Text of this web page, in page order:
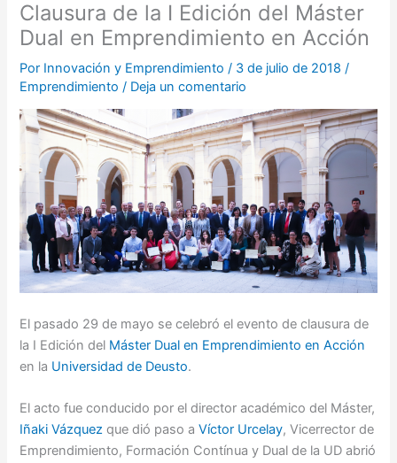
Clausura de la I Edición del Máster
Dual en Emprendimiento en Acción
Por Innovación y Emprendimiento/ 3 de julio de 2018/
Emprendimiento / Deja un comentario
El pasado 29 de mayo se celebró el evento de clausura de
la I Edición del Máster Dual en Emprendimiento en Acción
en la Universidad de Deusto.
El acto fue conducido por el director académico del Máster,
Iñaki Vázquez que dió paso aVíctor Urcelay, Vicerrector de
Emprendimiento, Formación Contínua y Dual de la UD abrió